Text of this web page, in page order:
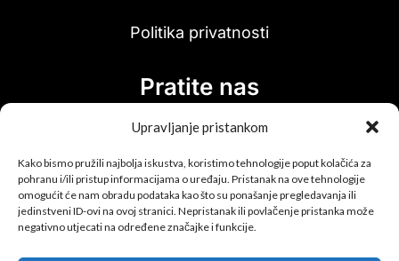
Upravljanje pristankom
Kako bismo pružili najbolja iskustva, koristimo tehnologije poput kolačića za
pohranu i/ili pristup informacijama o uređaju. Pristanak na ove tehnologije
omogućit će nam obradu podataka kao što su ponašanje pregledavanja ili
jedinstveni ID-ovi na ovoj stranici. Nepristanak ili povlačenje pristanka može
negativno utjecati na određene značajke i funkcije.
Politika privatnosti
Pratite nas
Upis u newsletter!